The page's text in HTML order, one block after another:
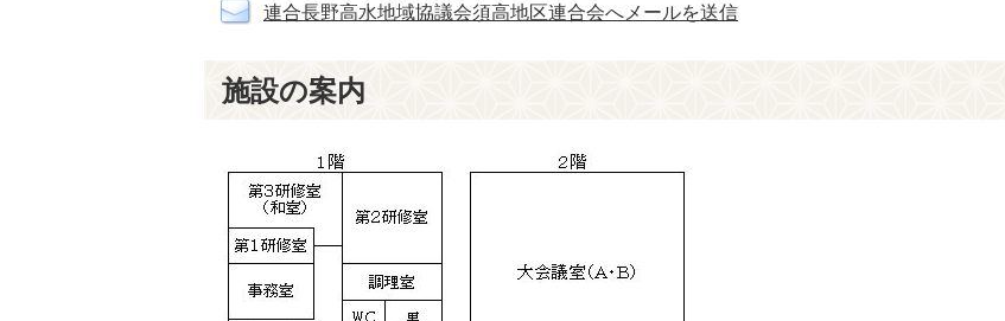
連合長野高水地域協議会須高地区連合会へメールを送信
施設の案内